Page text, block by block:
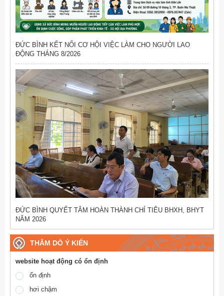
ĐỨC BÌNH KẾT NỐI CƠ HỘI VIỆC LÀM CHO NGƯỜI LAO
ĐỘNG THÁNG 8/2026
ĐỨC BÌNH QUYẾT TÂM HOÀN THÀNH CHỈ TIÊU BHXH, BHYT
NĂM 2026
THĂM DÒ Ý KIẾN
website hoạt động có ổn định
ổn định
hơi chậm